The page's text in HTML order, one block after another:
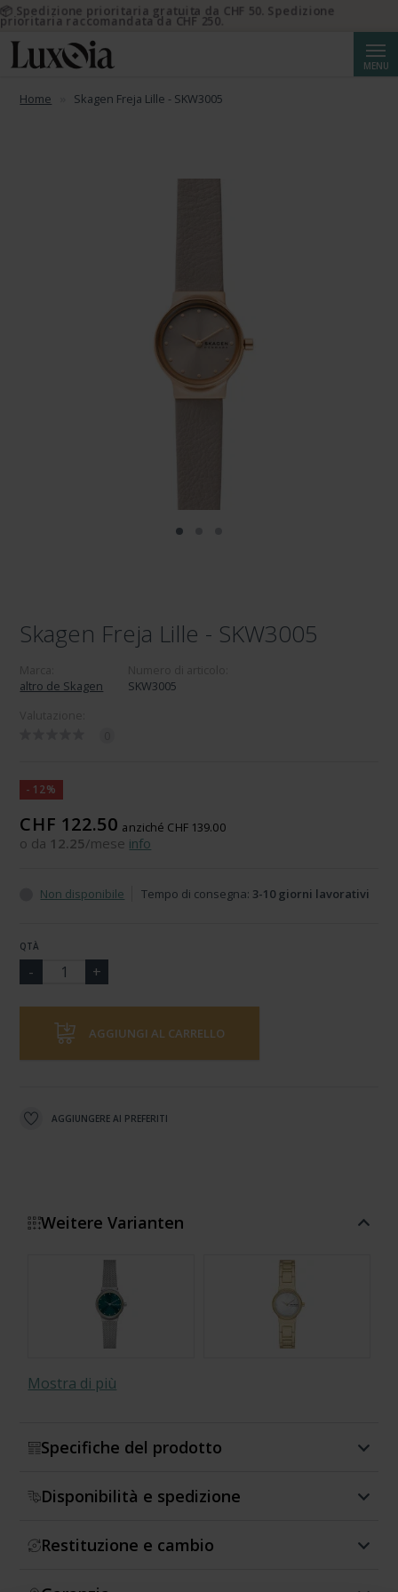
MENU
Home Skagen Freja Lille - SKW3005
Skagen Freja Lille - SKW3005
altro de Skagen
SKW3005
-12%
CHF 122.50 anziché CHF 139.00
o da 12.25/mese info
Non disponibile Tempo di consegna: 3-10 giorni lavorativi
QTÀ
AGGIUNGI AL CARRELLO
AGGIUNGERE AI PREFERITI
Weitere Varianten
Mostra di più
Specifiche del prodotto
Disponibilità e spedizione
Restituzione e cambio
📦 Spedizione prioritaria gratuita da CHF 50. Spedizione
prioritaria raccomandata da CHF 250.